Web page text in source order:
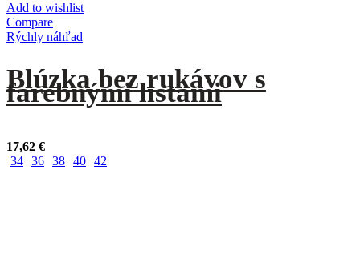
Add to wishlist
Compare
Rýchly náhľad
Blúzka bez rukávov s
farebnými listami
17,62 €
34 36 38 40 42